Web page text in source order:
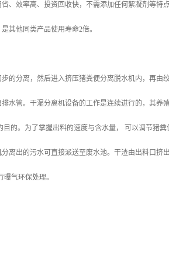
、效率高、投资回收快，不需添加任何絮凝剂等特
其他同类产品使用寿命2倍。
的分离，然后进入挤压猪粪便分离脱水机内，再由
水管。干湿分离机设备的工作是连续进行的，其养
的。为了掌握出料的速度与含水量， 可以调节猪
离出的污水可直接派送至废水池。干渣由出料口挤
气环保处理。